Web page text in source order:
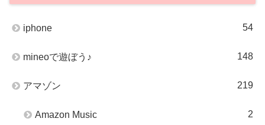
iphone 54
mineoで遊ぼう♪ 148
アマゾン 219
Amazon Music 2